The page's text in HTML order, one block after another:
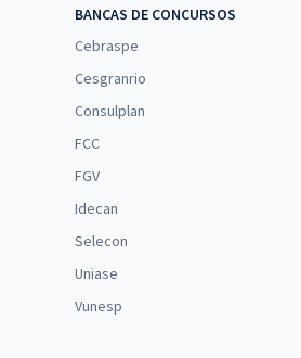
BANCAS DE CONCURSOS
Cebraspe
Cesgranrio
Consulplan
FCC
FGV
Idecan
Selecon
Uniase
Vunesp